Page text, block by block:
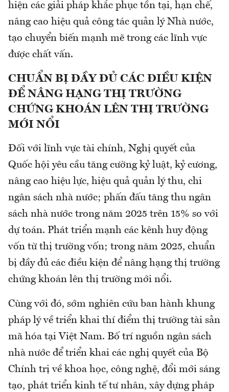
hiện các giải pháp khắc phục tồn tại, hạn chế,
nâng cao hiệu quả công tác quản lý Nhà nước,
tạo chuyển biến mạnh mẽ trong các lĩnh vực
được chất vấn.
CHUẨN BỊ ĐẦY ĐỦ CÁC ĐIỀU KIỆN
ĐỂ NÂNG HẠNG THỊ TRƯỜNG
CHỨNG KHOÁN LÊN THỊ TRƯỜNG
MỚI NỔI
Đối với lĩnh vực tài chính, Nghị quyết của
Quốc hội yêu cầu tăng cường kỷ luật, kỷ cương,
nâng cao hiệu lực, hiệu quả quản lý thu, chi
ngân sách nhà nước; phấn đấu tăng thu ngân
sách nhà nước trong năm 2025 trên 15% so với
dự toán. Phát triển mạnh các kênh huy động
vốn từ thị trường vốn; trong năm 2025, chuẩn
bị đầy đủ các điều kiện để nâng hạng thị trường
chứng khoán lên thị trường mới nổi.
Cùng với đó, sớm nghiên cứu ban hành khung
pháp lý về triển khai thí điểm thị trường tài sản
mã hóa tại Việt Nam. Bố trí nguồn ngân sách
nhà nước để triển khai các nghị quyết của Bộ
Chính trị về khoa học, công nghệ, đổi mới sáng
tạo, phát triển kinh tế tư nhân, xây dựng pháp